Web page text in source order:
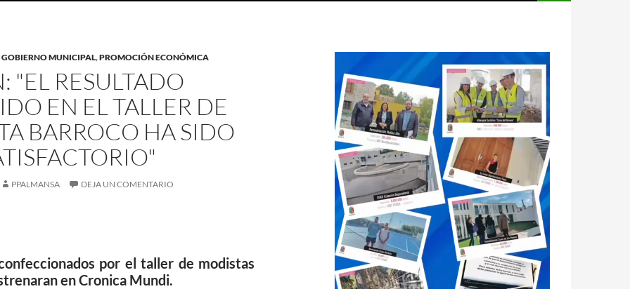
GOBIERNO MUNICIPAL,PROMOCIÓN ECONÓMICA
"EL RESULTADO
EN EL TALLER DE
BARROCO HA SIDO
PPALMANSA DEJA UN COMENTARIO
por el taller de modistas
en Cronica Mundi.